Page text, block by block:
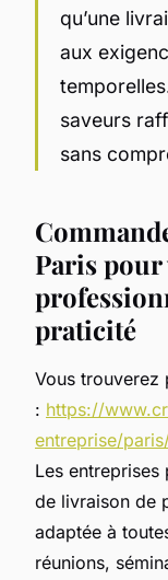
qu’une
aux
saveurs
sans
Paris pour
praticité
Vous trouverez
: https://
entreprise/paris/
Les entreprises
de livraison de
adaptée à
réunions,